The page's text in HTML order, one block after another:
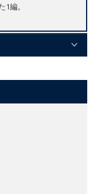
編。